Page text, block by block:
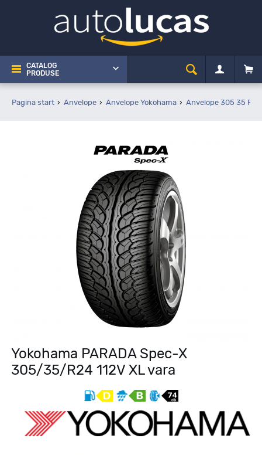
CATALOG
PRODUSE
Pagina start Anvelope Anvelope Yokohama Anvelope 305 35 R24
Yokohama PARADA Spec-X
305/35/R24 112V XL vara